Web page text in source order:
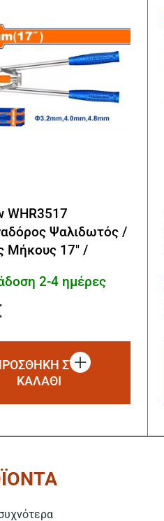
WHR3517
Ψαλιδωτός /
Μήκους 17″ /
2-4 ημέρες
ΣΤΟ
ΚΑΛΑΘΙ